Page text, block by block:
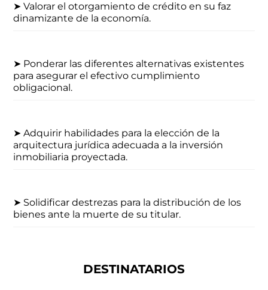
➤ Valorar el otorgamiento de crédito en su faz
dinamizante de la economía.
➤ Ponderar las diferentes alternativas existentes
para asegurar el efectivo cumplimiento
obligacional.
➤ Adquirir habilidades para la elección de la
arquitectura jurídica adecuada a la inversión
inmobiliaria proyectada.
➤ Solidificar destrezas para la distribución de los
bienes ante la muerte de su titular.
DESTINATARIOS